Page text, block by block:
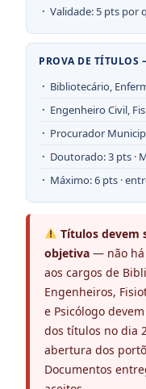
Validade: 5 pts por
PROVA DE TÍTULOS
Bibliotecário,
Engenheiro Civil,
Procurador
Doutorado: 3 pts ·
Máximo: 6 pts ·
Títulos devem
objetiva — não há
aos cargos de
Engenheiros,
e Psicólogo
dos títulos no dia
abertura dos
Documentos